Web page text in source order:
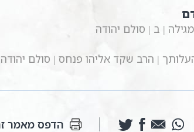
| ב | סולם יהודה
| הרב שקד אליהו פנחס | סולם יהודה
הדפס מאמר